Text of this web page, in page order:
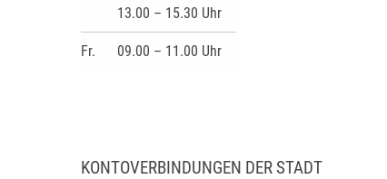
13.00 – 15.30 Uhr
Fr. 09.00 – 11.00 Uhr
KONTOVERBINDUNGEN DER STADT